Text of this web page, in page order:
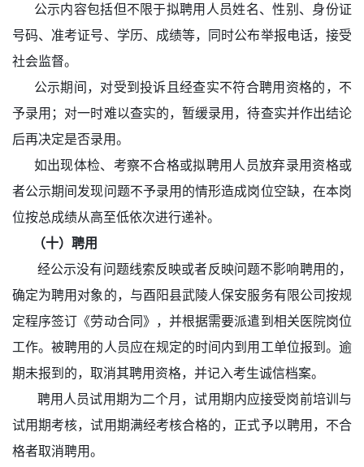
公示内容包括但不限于拟聘用人员姓名、性别、身份证
号码、准考证号、学历、成绩等，同时公布举报电话，接受
社会监督。
公示期间，对受到投诉且经查实不符合聘用资格的，不
予录用；对一时难以查实的，暂缓录用，待查实并作出结论
后再决定是否录用。
如出现体检、考察不合格或拟聘用人员放弃录用资格或
者公示期间发现问题不予录用的情形造成岗位空缺，在本岗
位按总成绩从高至低依次进行递补。
（十）聘用
经公示没有问题线索反映或者反映问题不影响聘用的，
确定为聘用对象的，与酉阳县武陵人保安服务有限公司按规
定程序签订《劳动合同》，并根据需要派遣到相关医院岗位
工作。被聘用的人员应在规定的时间内到用工单位报到。逾
期未报到的，取消其聘用资格，并记入考生诚信档案。
聘用人员试用期为二个月，试用期内应接受岗前培训与
试用期考核，试用期满经考核合格的，正式予以聘用，不合
格者取消聘用。